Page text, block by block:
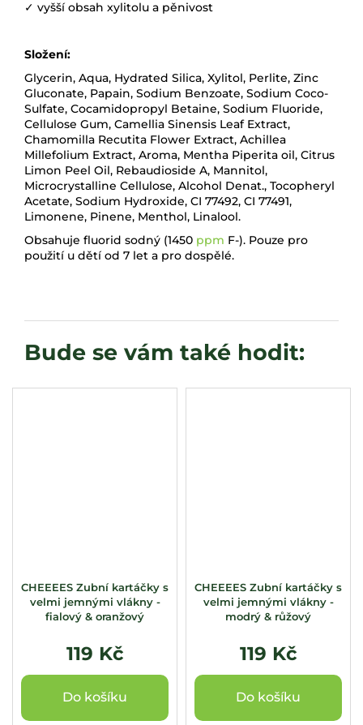
✓ vyšší obsah xylitolu a pěnivost
Složení:
Glycerin, Aqua, Hydrated Silica, Xylitol, Perlite, Zinc
Gluconate, Papain, Sodium Benzoate, Sodium Coco-
Sulfate, Cocamidopropyl Betaine, Sodium Fluoride,
Cellulose Gum, Camellia Sinensis Leaf Extract,
Chamomilla Recutita Flower Extract, Achillea
Millefolium Extract, Aroma, Mentha Piperita oil, Citrus
Limon Peel Oil, Rebaudioside A, Mannitol,
Microcrystalline Cellulose, Alcohol Denat., Tocopheryl
Acetate, Sodium Hydroxide, CI 77492, CI 77491,
Limonene, Pinene, Menthol, Linalool.
Obsahuje fluorid sodný (1450 ppm F-). Pouze pro
použití u dětí od 7 let a pro dospělé.
CHEEEES Zubní kartáčky s
velmi jemnými vlákny -
fialový & oranžový
119 Kč
Do košíku
CHEEEES Zubní kartáčky s
velmi jemnými vlákny -
modrý & růžový
119 Kč
Do košíku